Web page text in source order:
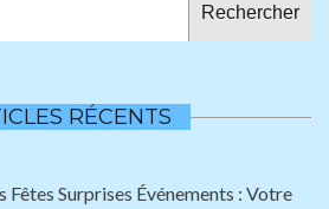
RÉCENTS
Fêtes Surprises Événements : Votre